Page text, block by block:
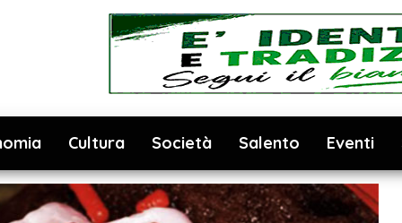
Cultura Società Salento Eventi